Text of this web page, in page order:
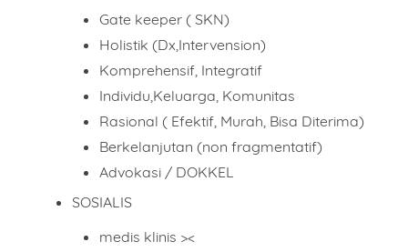
Gate keeper ( SKN)
Holistik (Dx,Intervension)
Komprehensif, Integratif
Individu,Keluarga, Komunitas
Rasional ( Efektif, Murah, Bisa Diterima)
Berkelanjutan (non fragmentatif)
Advokasi / DOKKEL
SOSIALIS
medis klinis ><